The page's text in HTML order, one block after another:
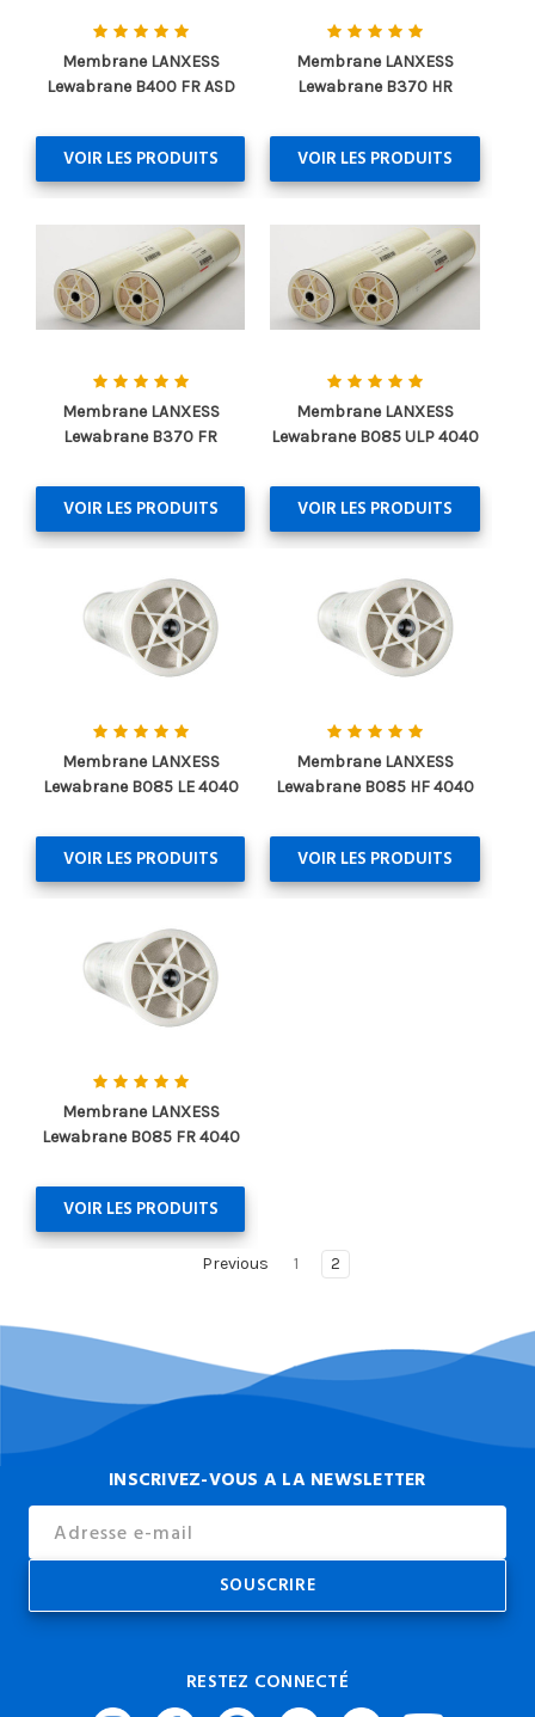
Membrane LANXESS
Lewabrane B400 FR ASD
VOIR LES PRODUITS
Membrane LANXESS
Lewabrane B370 HR
VOIR LES PRODUITS
Membrane LANXESS
Lewabrane B370 FR
VOIR LES PRODUITS
Membrane LANXESS
Lewabrane B085 ULP 4040
VOIR LES PRODUITS
Membrane LANXESS
Lewabrane B085 LE 4040
VOIR LES PRODUITS
Membrane LANXESS
Lewabrane B085 HF 4040
VOIR LES PRODUITS
Membrane LANXESS
Lewabrane B085 FR 4040
VOIR LES PRODUITS
Previous 1 2
INSCRIVEZ-VOUS A LA NEWSLETTER
Address
RESTEZ CONNECTÉ